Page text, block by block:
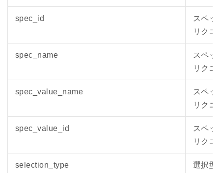
spec_id
スペッ
リク
spec_name
スペッ
リク
spec_value_name
スペッ
リク
spec_value_id
スペッ
リク
selection_type 選択型